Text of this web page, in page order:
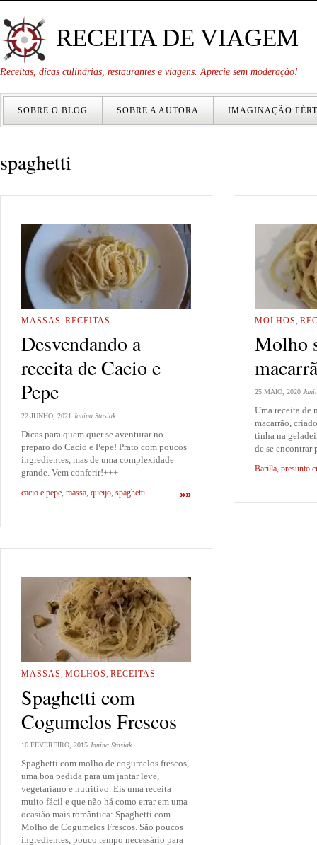
RECEITA DE VIAGEM
Receitas, dicas culinárias, restaurantes e viagens. Aprecie sem moderação!
SOBRE O BLOG SOBRE A AUTORA IMAGINAÇÃO
spaghetti
MASSAS, RECEITAS
Desvendando a
receita de Cacio e
Pepe
22 JUNHO, 2021 Janina Stasiak
Dicas para quem quer se aventurar no
preparo do Cacio e Pepe! Prato com poucos
ingredientes, mas de uma complexidade
grande. Vem conferir!+++
»»
cacio e pepe, massa, queijo, spaghetti
MOLHOS,
Molho
25 MAIO, 2020
Uma receita de
macarrão,
tinha na
de se encontrar
Barilla, presunto
MASSAS, MOLHOS, RECEITAS
Spaghetti com
Cogumelos Frescos
16 FEVEREIRO, 2015 Janina Stasiak
Spaghetti com molho de cogumelos frescos,
uma boa pedida para um jantar leve,
vegetariano e nutritivo. Eis uma receita
muito fácil e que não há como errar em uma
ocasião mais romântica: Spaghetti com
Molho de Cogumelos Frescos. São poucos
ingredientes, pouco tempo necessário para